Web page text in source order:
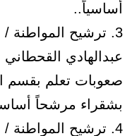
أساسياً..
3. ترشيح
عبدالهادي
صعوبات تعلم بقسم
بشقراء مرشحاً
4. ترشيح